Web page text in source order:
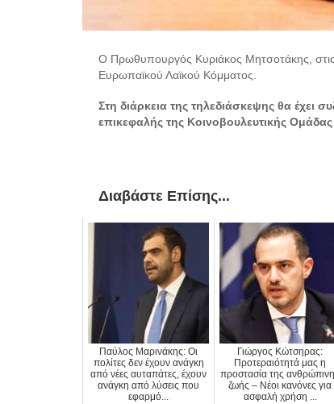
Ο Πρωθυπουργός Κυριάκος Μητσοτάκης,
Ευρωπαϊκού Λαϊκού Κόμματος.
Στη διάρκεια της τηλεδιάσκεψης θα έχει
επικεφαλής της Κοινοβουλευτικής
Διαβάστε Επίσης...
Παύλος Μαρινάκης: Οι
πολίτες δεν έχουν ανάγκη
από νέες αυταπάτες, έχουν
ανάγκη από λύσεις που
εφαρμό...
Γιώργος Κώτσηρας:
Προτεραιότητά μας η
προστασία της
ζωής – Νέοι κανόνες για
ασφαλή χρήση ...